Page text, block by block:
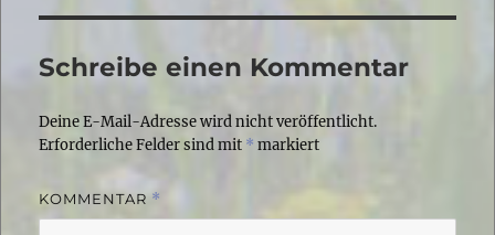
Schreibe einen Kommentar
Deine E-Mail-Adresse wird nicht veröffentlicht.
Erforderliche Felder sind mit * markiert
KOMMENTAR *